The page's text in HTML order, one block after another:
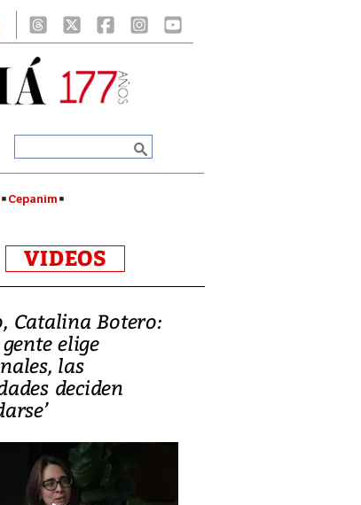
Cepanim
VIDEOS
Catalina Botero:
gente elige
las
deciden